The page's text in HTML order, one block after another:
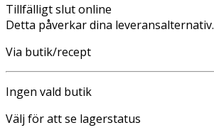
Tillfälligt slut online
Detta påverkar dina leveransalternativ.
Via butik/recept
Ingen vald butik
Välj för att se lagerstatus